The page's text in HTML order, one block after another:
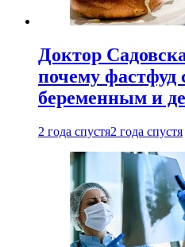
Доктор
почему фастфуд
беременным и
2 года спустя2 года спустя